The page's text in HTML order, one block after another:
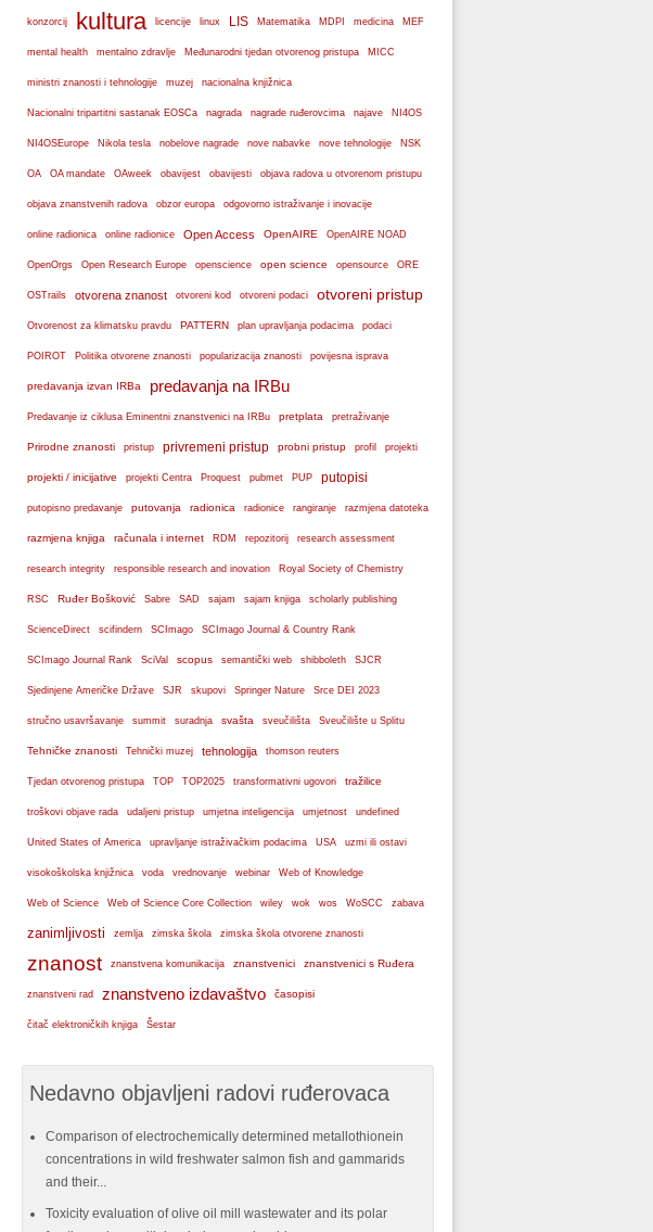
konzorcij kultura licencije linux LIS Matematika MDPI medicina MEF
mental health mentalno zdravlje Međunarodni tjedan otvorenog pristupa MICC
ministri znanosti i tehnologije muzej nacionalna knjižnica
Nacionalni tripartitni sastanak EOSCa nagrada nagrade ruđerovcima najave NI4OS
NI4OSEurope Nikola tesla nobelove nagrade nove nabavke nove tehnologije NSK
OA OA mandate OAweek obavijest obavijesti objava radova u otvorenom pristupu
objava znanstvenih radova obzor europa odgovorno istraživanje i inovacije
online radionica online radionice Open Access OpenAIRE OpenAIRE NOAD
OpenOrgs Open Research Europe openscience open science opensource ORE
OSTrails otvorena znanost otvoreni kod otvoreni podaci otvoreni pristup
Otvorenost za klimatsku pravdu PATTERN plan upravljanja podacima podaci
POIROT Politika otvorene znanosti popularizacija znanosti povijesna isprava
predavanja izvan IRBa predavanja na IRBu
Predavanje iz ciklusa Eminentni znanstvenici na IRBu pretplata pretraživanje
Prirodne znanosti pristup privremeni pristup probni pristup profil projekti
projekti / inicijative projekti Centra Proquest pubmet PUP putopisi
putopisno predavanje putovanja radionica radionice rangiranje razmjena datoteka
razmjena knjiga računala i internet RDM repozitorij research assessment
research integrity responsible research and inovation Royal Society of Chemistry
RSC Ruđer Bošković Sabre SAD sajam sajam knjiga scholarly publishing
ScienceDirect scifindern SCImago SCImago Journal & Country Rank
SCImago Journal Rank SciVal scopus semantički web shibboleth SJCR
Sjedinjene Američke Države SJR skupovi Springer Nature Srce DEI 2023
stručno usavršavanje summit suradnja svašta sveučilišta Sveučilište u Splitu
Tehničke znanosti Tehnički muzej tehnologija thomson reuters
Tjedan otvorenog pristupa TOP TOP2025 transformativni ugovori tražilice
troškovi objave rada udaljeni pristup umjetna inteligencija umjetnost undefined
United States of America upravljanje istraživačkim podacima USA uzmi ili ostavi
visokoškolska knjižnica voda vrednovanje webinar Web of Knowledge
Web of Science Web of Science Core Collection wiley wok wos WoSCC zabava
zanimljivosti zemlja zimska škola zimska škola otvorene znanosti
znanost znanstvena komunikacija znanstvenici znanstvenici s Ruđera
znanstveni rad znanstveno izdavaštvo časopisi
čitač elektroničkih knjiga Šestar
Nedavno objavljeni radovi ruđerovaca
Comparison of electrochemically determined metallothionein
concentrations in wild freshwater salmon fish and gammarids
and their...
Toxicity evaluation of olive oil mill wastewater and its polar